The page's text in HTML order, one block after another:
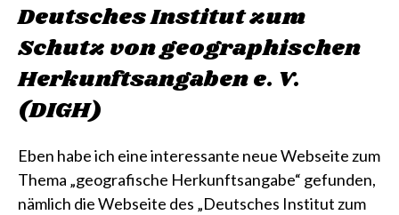
E
O
K
L
E
R
T
Deutsches Institut zum
Schutz von geographischen
Herkunftsangaben e. V.
(DIGH)
Eben habe ich eine interessante neue Webseite zum
Thema „geografische Herkunftsangabe“ gefunden,
nämlich die Webseite des „Deutsches Institut zum